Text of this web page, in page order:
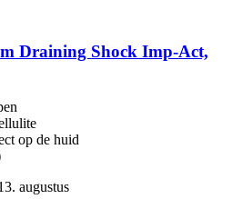
Draining Shock Imp-​Act,
op de huid
augustus